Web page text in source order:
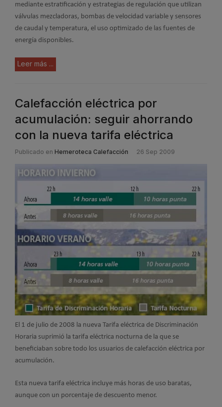
mediante estratificación y estrategias de regulación que utilizan
válvulas mezcladoras, bombas de velocidad variable y sensores
de caudal y temperatura, el uso optimizado de las fuentes de
energía disponibles.
Leer más ...
Calefacción eléctrica por
acumulación: seguir ahorrando
con la nueva tarifa eléctrica
Publicado en Hemeroteca Calefacción 26 Sep 2009
El 1 de julio de 2008 la nueva Tarifa eléctrica de Discriminación
Horaria suprimió la tarifa eléctrica nocturna de la que se
beneficiaban sobre todo los usuarios de calefacción eléctrica por
acumulación.
Esta nueva tarifa eléctrica incluye más horas de uso baratas,
aunque con un porcentaje de descuento menor.